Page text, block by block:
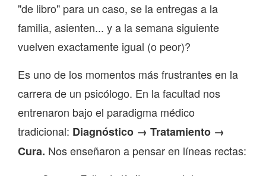
"de libro" para un caso, se la entregas a la
familia, asienten... y a la semana siguiente
vuelven exactamente igual (o peor)?
Es uno de los momentos más frustrantes en la
carrera de un psicólogo. En la facultad nos
entrenaron bajo el paradigma médico
tradicional: Diagnóstico → Tratamiento →
Cura. Nos enseñaron a pensar en líneas rectas: